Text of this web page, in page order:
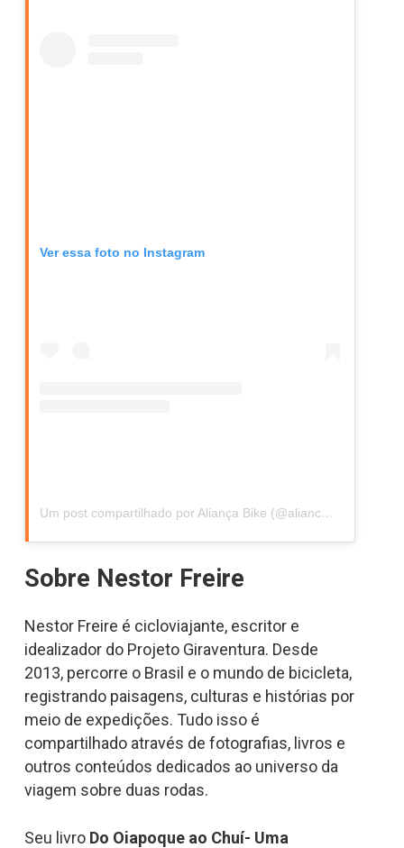
Ver essa foto no Instagram
Um post compartilhado por Aliança Bike (@aliancabike)
Sobre Nestor Freire
Nestor Freire é cicloviajante, escritor e
idealizador do Projeto Giraventura. Desde
2013, percorre o Brasil e o mundo de bicicleta,
registrando paisagens, culturas e histórias por
meio de expedições. Tudo isso é
compartilhado através de fotografias, livros e
outros conteúdos dedicados ao universo da
viagem sobre duas rodas.
Seu livro Do Oiapoque ao Chuí- Uma